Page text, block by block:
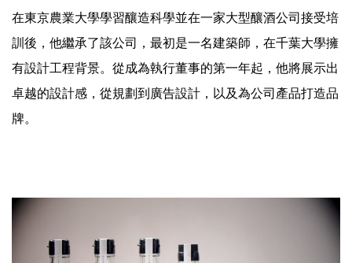
在東京農業大學學習釀造科學並在一家大型釀酒公司接受培
訓後，他繼承了該公司，最初是一名建築師，在千葉大學擁
有設計工程背景。從成為執行董事的第一年起，他將展示出
卓越的設計感，從規劃到廣告設計，以及為公司產品打造品
牌。